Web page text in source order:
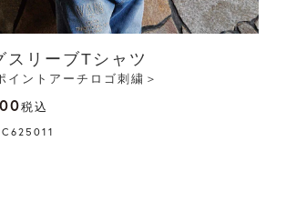
スリーブTシャツ
イントアーチロゴ刺繍＞
税込